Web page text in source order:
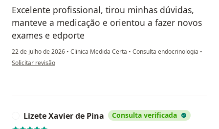
Excelente profissional, tirou minhas dúvidas,
manteve a medicação e orientou a fazer novos
exames e edporte
22 de julho de 2026 • Clinica Medida Certa • Consulta endocrinologia •
na opinião do utilizador Andrea de O.P.da Silva
Solicitar revisão
Lizete Xavier de Pina Consulta verificada